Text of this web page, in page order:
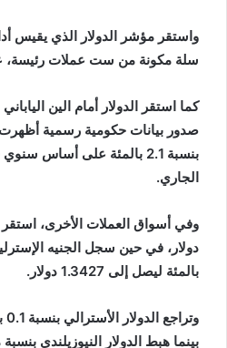
واستقر مؤشر الدولار الذي يقيس
سلة مكونة من ست عملات رئيسة، عند
صدور بيانات حكومية رسمية أظهرت
بنسبة 2.1 بالمئة على أساس
الجاري.
بالمئة ليصل إلى 1.3427 دولار.